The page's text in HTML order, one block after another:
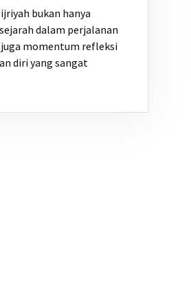
bukan hanya
dalam perjalanan
momentum refleksi
diri yang sangat